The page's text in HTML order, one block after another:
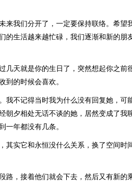
来我们分开了，一定要保持联络。希望
的生活越来越忙碌，我们逐渐和新的朋
几天就是你的生日了，突然想起你之前
到的时候会喜欢。
我不记得当时我为什么没有回复她，可
朝夕相处无话不谈的她，居然变成了我
一年都没有几条。
其实它和永恒没什么关系，换了空间时
路，接着他们就会下去，然后又有新的